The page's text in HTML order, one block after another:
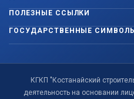
ПОЛЕЗНЫЕ ССЫЛКИ
ГОСУДАРСТВЕННЫЕ СИМВОЛЫ
КГКП "Костанайский
деятельность на основании